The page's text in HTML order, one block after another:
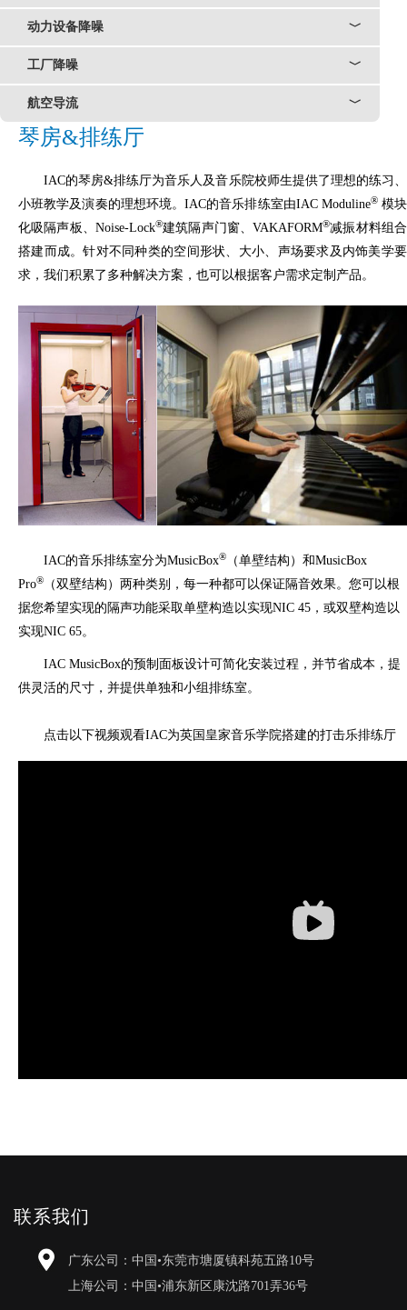
﹀
动力设备降噪
﹀
工厂降噪
﹀
航空导流
琴房&排练厅
IAC的琴房&排练厅为音乐人及音乐院校师生提供了理想的练习、
小班教学及演奏的理想环境。IAC的音乐排练室由IAC Moduline®模块
化吸隔声板、Noise-Lock®建筑隔声门窗、VAKAFORM®减振材料组合
搭建而成。针对不同种类的空间形状、大小、声场要求及内饰美学要
求，我们积累了多种解决方案，也可以根据客户需求定制产品。
IAC的音乐排练室分为MusicBox®
（单壁结构）和MusicBox
Pro®
（双壁结构）两种类别，每一种都可以保证隔音效果。您可以根
据您希望实现的隔声功能采取单壁构造以实现NIC 45，或双壁构造以
实现NIC 65。
IAC MusicBox的预制面板设计可简化安装过程，并节省成本，提
供灵活的尺寸，并提供单独和小组排练室。
点击以下视频观看IAC为英国皇家音乐学院搭建的打击乐排练厅
联系我们
广东公司：中国•东莞市塘厦镇科苑五路10号
上海公司：中国•浦东新区康沈路701弄36号